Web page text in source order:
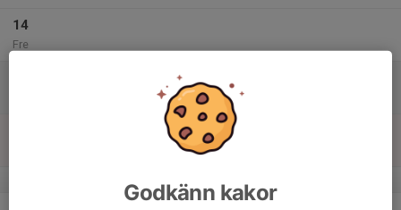
14
Fre
Godkänn kakor